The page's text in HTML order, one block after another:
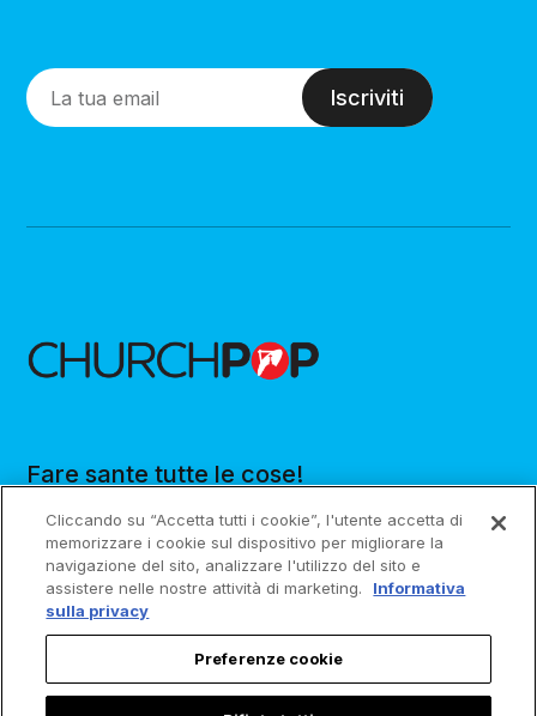
Iscriviti
Fare sante tutte le cose!
Seguici ChurchPOP
Chi Siamo
Cliccando su “Accetta tutti i cookie”, l'utente accetta di
memorizzare i cookie sul dispositivo per migliorare la
navigazione del sito, analizzare l'utilizzo del sito e
assistere nelle nostre attività di marketing.
Informativa
sulla privacy
Preferenze cookie